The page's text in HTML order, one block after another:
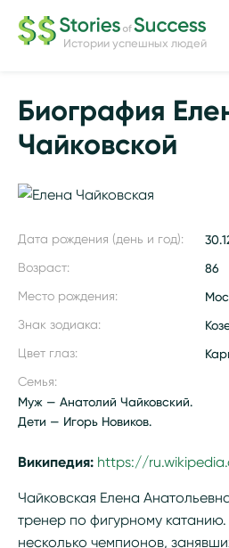
Истории успешных людей
Биография
Чайковской
Дата рождения (день и год):
Возраст: 86
Место рождения:
Знак зодиака:
Цвет глаз:
Семья:
Муж — Анатолий Чайковский.
Дети — Игорь Новиков.
Википедия: https://
Чайковская Елена
тренер по фигурному
несколько чемпионов,